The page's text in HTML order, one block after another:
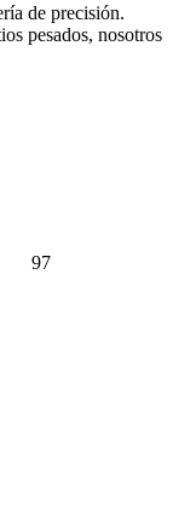
de precisión.
pesados, nosotros
97